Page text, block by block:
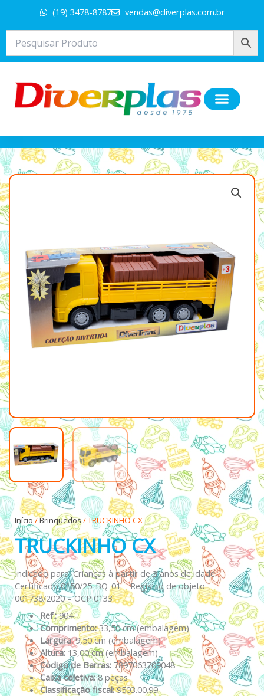
conteúdo
(19) 3478-8787 vendas@diverplas.com.br
Início/Brinquedos/ TRUCKINHO CX
TRUCKINHO CX
Indicado para: Crianças à partir de 3 anos de idade.
Certificado 0150/25-BQ-01 – Registro de objeto
001738/2020 – OCP 0133
Ref.:904
Comprimento:33,50 cm (embalagem)
Largura:9,50 cm (embalagem)
Altura: 13,00 cm (embalagem)
Código de Barras: 7897063709048
Caixa coletiva:8 peças
Classificação fiscal:9503.00.99